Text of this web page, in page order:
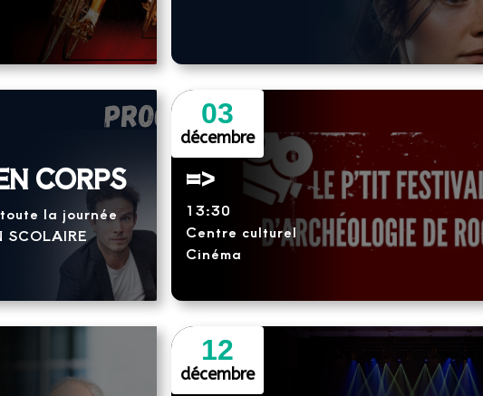
CORPS
la journée
SCOLAIRE
03
décembre
=>
13:30
Centre culturel
Cinéma
12
décembre